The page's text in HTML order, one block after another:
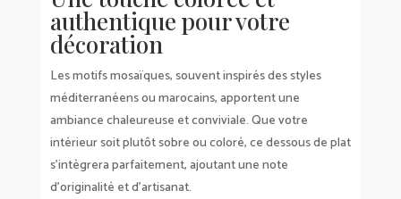
authentique pour votre
décoration
Les motifs mosaïques, souvent inspirés des styles
méditerranéens ou marocains, apportent une
ambiance chaleureuse et conviviale. Que votre
intérieur soit plutôt sobre ou coloré, ce dessous de plat
s’intègrera parfaitement, ajoutant une note
d’originalité et d’artisanat.